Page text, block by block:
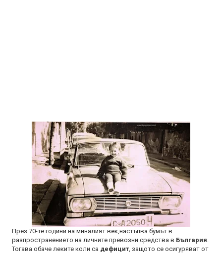
През 70-те години на миналият век,настъпва бумът в
разпространението на личните превозни средства в България.
Тогава обаче леките коли са дефицит, защото се осигуряват от